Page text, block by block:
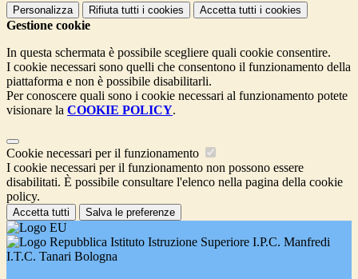
Personalizza Rifiuta tutti i cookies Accetta tutti i cookies
Gestione cookie
In questa schermata è possibile scegliere quali cookie consentire.
I cookie necessari sono quelli che consentono il funzionamento della
piattaforma e non è possibile disabilitarli.
Per conoscere quali sono i cookie necessari al funzionamento potete
visionare la COOKIE POLICY.
Cookie necessari per il funzionamento
I cookie necessari per il funzionamento non possono essere
disabilitati. È possibile consultare l'elenco nella pagina della cookie
policy.
Accetta tutti Salva le preferenze
Istituto Istruzione Superiore I.P.C. Manfredi
I.T.C. Tanari Bologna